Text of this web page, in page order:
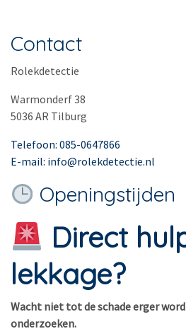
Contact
Rolekdetectie
Warmonderf 38
5036 AR Tilburg
Telefoon: 085-0647866
E-mail: info@rolekdetectie.nl
Openingstijden
Direct
lekkage?
Wacht niet tot de schade erger
onderzoeken.